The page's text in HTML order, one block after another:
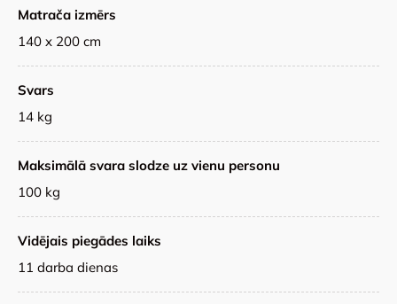
Matrača izmērs
140 x 200 cm
Svars
14 kg
Maksimālā svara slodze uz vienu personu
100 kg
Vidējais piegādes laiks
11 darba dienas